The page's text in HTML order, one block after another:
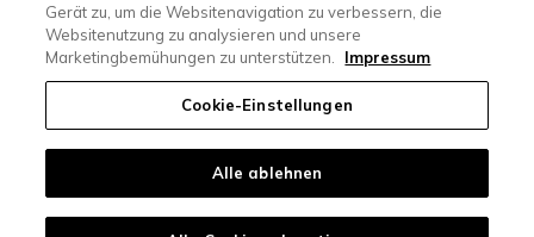
casasoft.ch© All rights reserved. |immoscout24.ch
Gerät zu, um die Websitenavigation zu verbessern, die
Websitenutzung zu analysieren und unsere
Marketingbemühungen zu unterstützen.
Impressum
Cookie-Einstellungen
Alle ablehnen